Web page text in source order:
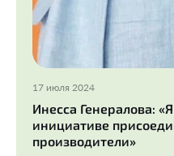
17 июля 2024
Инесса Генералова:
инициативе
производители»